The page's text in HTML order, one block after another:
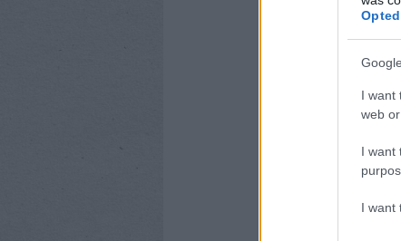
I want
web
I want
I want